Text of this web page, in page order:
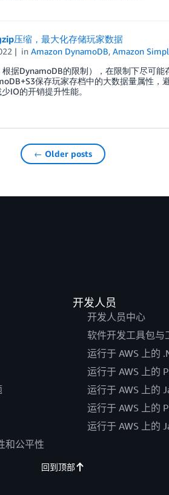
压缩，最大化存储玩家数据
inAmazon DynamoDB,Amazon
据DynamoDB的限制），在限制下尽可
保存玩家存档中的大数据量属性
IO的开销提升性能。
← Older posts
和公平性
开发人员
开发人员中心
软件开发工具包与
运行于 AWS 上的
运行于 AWS 上的
运行于 AWS 上的
运行于 AWS 上的
运行于 AWS 上的
回到顶部